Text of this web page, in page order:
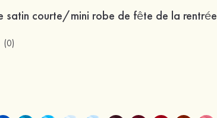
satin courte/mini robe de fête de la rentrée
(0)